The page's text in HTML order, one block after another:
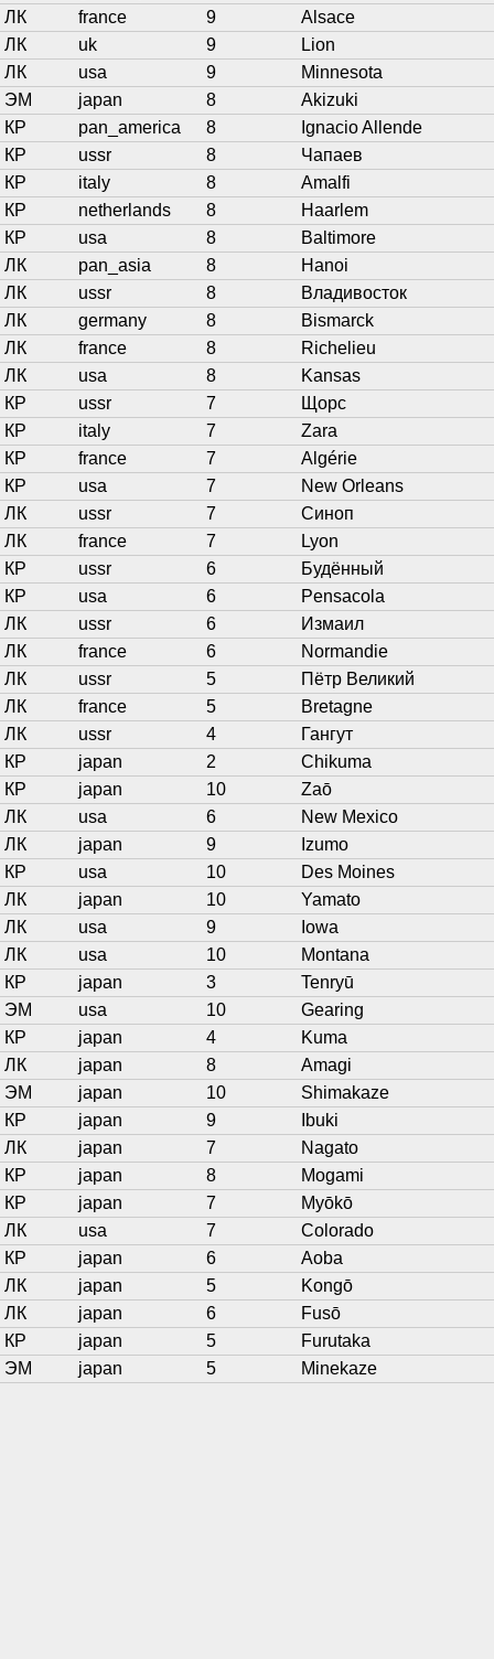
ЛК
france 9
Alsace
ЛК
uk 9
Lion
ЛК
usa 9
Minnesota
ЭМ
japan 8
Akizuki
КР
pan_america 8
Ignacio Allende
КР
ussr 8
Чапаев
КР
italy 8
Amalfi
КР
netherlands 8
Haarlem
КР
usa 8
Baltimore
ЛК
pan_asia 8
Hanoi
ЛК
ussr 8
Владивосток
ЛК
germany 8
Bismarck
ЛК
france 8
Richelieu
ЛК
usa 8
Kansas
КР
ussr 7
Щорс
КР
italy 7
Zara
КР
france 7
Algérie
КР
usa 7
New Orleans
ЛК
ussr 7
Синоп
ЛК
france 7
Lyon
КР
ussr 6
Будённый
КР
usa 6
Pensacola
ЛК
ussr 6
Измаил
ЛК
france 6
Normandie
ЛК
ussr 5
Пётр Великий
ЛК
france 5
Bretagne
ЛК
ussr 4
Гангут
КР
japan 2
Chikuma
КР
japan 10
Zaō
ЛК
usa 6
New Mexico
ЛК
japan 9
Izumo
КР
usa 10
Des Moines
ЛК
japan 10
Yamato
ЛК
usa 9
Iowa
ЛК
usa 10
Montana
КР
japan 3
Tenryū
ЭМ
usa 10
Gearing
КР
japan 4
Kuma
ЛК
japan 8
Amagi
ЭМ
japan 10
Shimakaze
КР
japan 9
Ibuki
ЛК
japan 7
Nagato
КР
japan 8
Mogami
КР
japan 7
Myōkō
ЛК
usa 7
Colorado
КР
japan 6
Aoba
ЛК
japan 5
Kongō
ЛК
japan 6
Fusō
КР
japan 5
Furutaka
ЭМ
japan 5 Minekaze